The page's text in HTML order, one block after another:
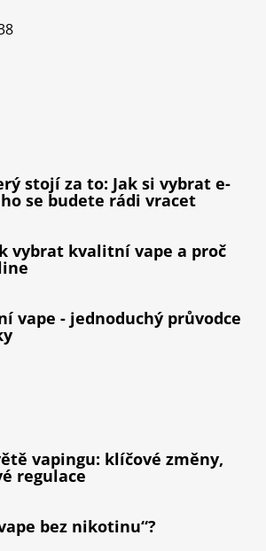
stojí za to: Jak si vybrat e-
se budete rádi vracet
vybrat kvalitní vape a proč
vape - jednoduchý průvodce
vapingu: klíčové změny,
regulace
bez nikotinu“?